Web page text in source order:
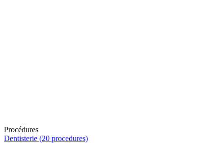
Procédures
Dentisterie (20 procedures)